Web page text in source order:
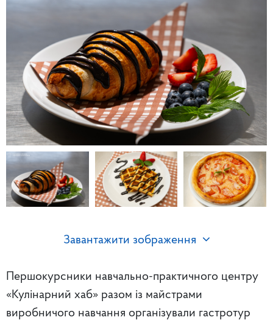
Завантажити зображення
Першокурсники навчально-практичного центру
«Кулінарний хаб» разом із майстрами
виробничого навчання організували гастротур